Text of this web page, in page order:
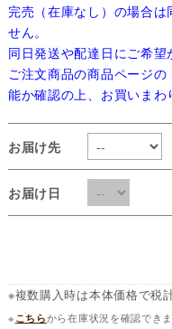
完売（在庫なし）の場合
せん。
同日発送や配達日にご希望
ご注文商品の商品ページ
能か確認の上、お買いまわ
お届け先
お届け日
※複数購入時は本体価格で税
※こちらから在庫状況を確認できま